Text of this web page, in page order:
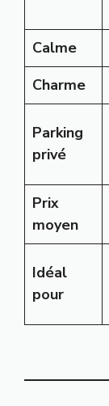
Calme
Charme
Parking
privé
Prix
moyen
Idéal
pour